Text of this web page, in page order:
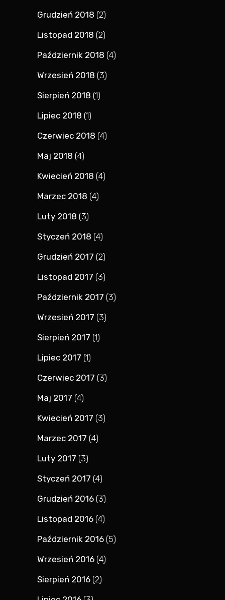
Grudzień 2018 (2)
Listopad 2018 (2)
Październik 2018 (4)
Wrzesień 2018 (3)
Sierpień 2018 (1)
Lipiec 2018 (1)
Czerwiec 2018 (4)
Maj 2018 (4)
Kwiecień 2018 (4)
Marzec 2018 (4)
Luty 2018 (3)
Styczeń 2018 (4)
Grudzień 2017 (2)
Listopad 2017 (3)
Październik 2017 (3)
Wrzesień 2017 (3)
Sierpień 2017 (1)
Lipiec 2017 (1)
Czerwiec 2017 (3)
Maj 2017 (4)
Kwiecień 2017 (3)
Marzec 2017 (4)
Luty 2017 (3)
Styczeń 2017 (4)
Grudzień 2016 (3)
Listopad 2016 (4)
Październik 2016 (5)
Wrzesień 2016 (4)
Sierpień 2016 (2)